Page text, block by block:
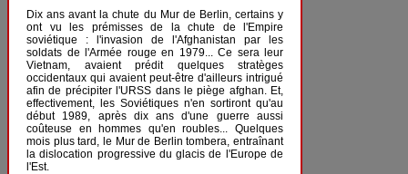
Dix ans avant la chute du Mur de Berlin, certains y
ont vu les prémisses de la chute de l'Empire
soviétique : l'invasion de l'Afghanistan par les
soldats de l'Armée rouge en 1979... Ce sera leur
Vietnam, avaient prédit quelques stratèges
occidentaux qui avaient peut-être d'ailleurs intrigué
afin de précipiter l'URSS dans le piège afghan. Et,
effectivement, les Soviétiques n'en sortiront qu'au
début 1989, après dix ans d'une guerre aussi
coûteuse en hommes qu'en roubles... Quelques
mois plus tard, le Mur de Berlin tombera, entraînant
la dislocation progressive du glacis de l'Europe de
l'Est.